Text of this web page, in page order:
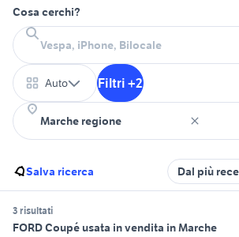
Cosa cerchi?
Auto Filtri +2
Salva ricerca Dal più
3 risultati
FORD Coupé usata in vendita in Marche